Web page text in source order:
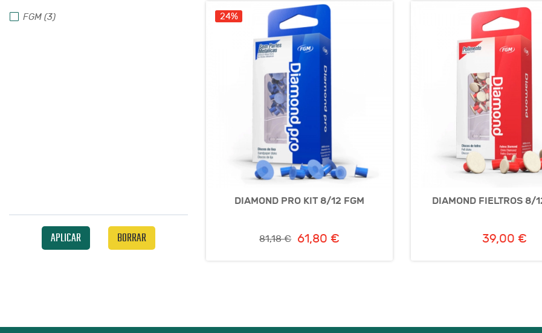
FGM (3)
APLICAR BORRAR
24%
DIAMOND PRO KIT 8/12 FGM
81,18 € 61,80 €
DIAMOND FIELTROS 8/
39,00 €